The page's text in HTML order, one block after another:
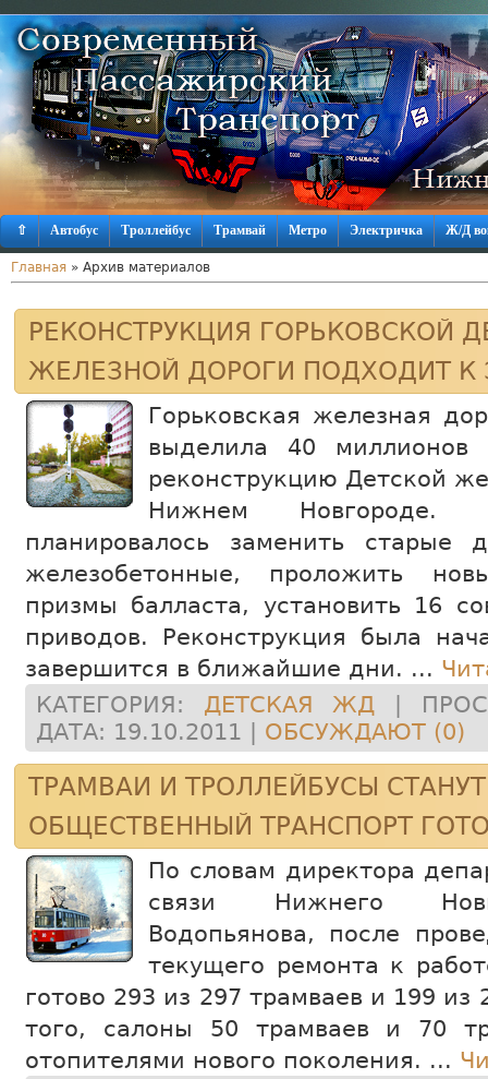
⇧ Автобус Троллейбус Трамвай Метро Электричка Ж/Д
Главная » Архив материалов
РЕКОНСТРУКЦИЯ ГОРЬКОВСКОЙ
ЖЕЛЕЗНОЙ ДОРОГИ ПОДХОДИТ
Горьковская железная
выделила 40
реконструкцию Детской
Нижнем
планировалось заменить
железобетонные, проложить
призмы балласта, установить 16
приводов. Реконструкция была
завершится в ближайшие дни. ...
КАТЕГОРИЯ: ДЕТСКАЯ ЖД |
ДАТА: 19.10.2011 | ОБСУЖДАЮТ (0)
ТРАМВАИ И ТРОЛЛЕЙБУСЫ
ОБЩЕСТВЕННЫЙ ТРАНСПОРТ
По словам директора
связи Нижнего
Водопьянова, после
текущего ремонта к
готово 293 из 297 трамваев и 199 из
того, салоны 50 трамваев и 70
отопителями нового поколения. ...